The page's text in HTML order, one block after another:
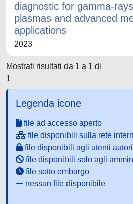
diagnostic for gamma-
plasmas and advanced
applications
2023
Mostrati risultati da 1 a 1 di
1
Legenda icone
file ad accesso aperto
file disponibili sulla rete
file disponibili agli utenti
file disponibili solo agli
file sotto embargo
nessun file disponibile